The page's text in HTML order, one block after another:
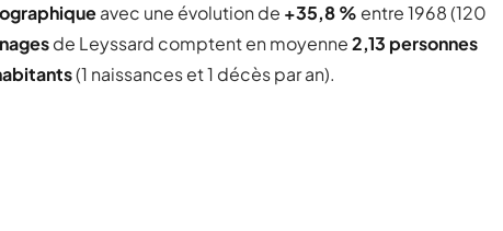
avec une évolution de +35,8 % entre 1968 (120
de Leyssard comptent en moyenne2,13 personnes
(1 naissances et 1 décès par an).